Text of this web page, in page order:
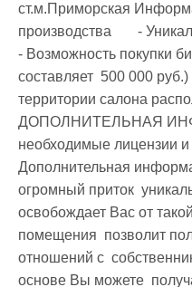
ст.м.Приморская Информация о помещении
производства	 - Уникальность расположения.       - Долгосрочная аренда.        - Дилерские субсидии.
- Возможность покупки
составляет  500 000
территории салона
ДОПОЛНИТЕЛЬНАЯ ИНФОРМАЦИЯ Персонал	 2
необходимые лицензии и
Дополнительная информация	 Расположение салона в вестибюле
огромный приток
освобождает Вас от
помещения  позволит
отношений с
основе Вы можете